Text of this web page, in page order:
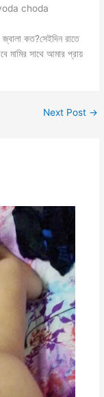
voda choda
কত?সেইদিন রাতে
মামির সাথে আমার প্রায়
Next Post →